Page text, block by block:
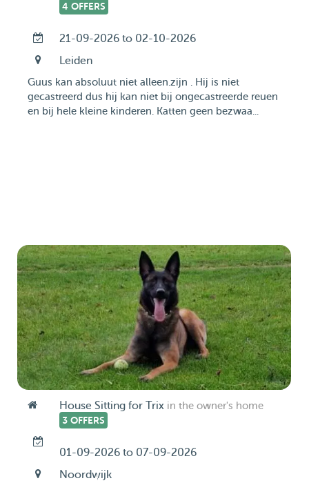
4 OFFERS
21-09-2026 to 02-10-2026
Leiden
Guus kan absoluut niet alleen.zijn . Hij is niet
gecastreerd dus hij kan niet bij ongecastreerde reuen
en bij hele kleine kinderen. Katten geen bezwaa...
House Sitting for Trix in the owner's home
3 OFFERS
01-09-2026 to 07-09-2026
Noordwijk